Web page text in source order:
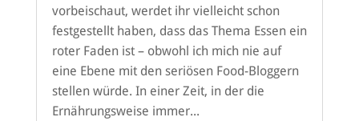
vorbeischaut, werdet ihr vielleicht schon
festgestellt haben, dass das Thema Essen ein
roter Faden ist – obwohl ich mich nie auf
eine Ebene mit den seriösen Food-Bloggern
stellen würde. In einer Zeit, in der die
Ernährungsweise immer...